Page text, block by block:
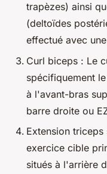
trapèzes) ainsi
(deltoïdes
effectué avec
Curl biceps : Le
spécifiquement
à l'avant-bras
barre droite ou
Extension
exercice cible
situés à l'arrière